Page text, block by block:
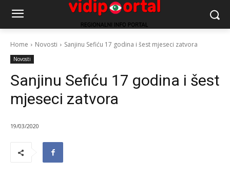
Home Novosti Sanjinu Sefiću 17 godina i šest mjeseci zatvora
Novosti
Sanjinu Sefiću 17 godina i šest
mjeseci zatvora
19/03/2020